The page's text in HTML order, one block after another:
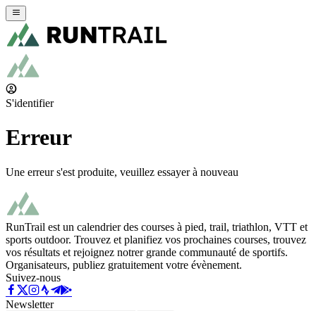
S'identifier
Erreur
Une erreur s'est produite, veuillez essayer à nouveau
RunTrail est un calendrier des courses à pied, trail, triathlon, VTT et
sports outdoor. Trouvez et planifiez vos prochaines courses, trouvez
vos résultats et rejoignez notrer grande communauté de sportifs.
Organisateurs, publiez gratuitement votre évènement.
Suivez-nous
Newsletter